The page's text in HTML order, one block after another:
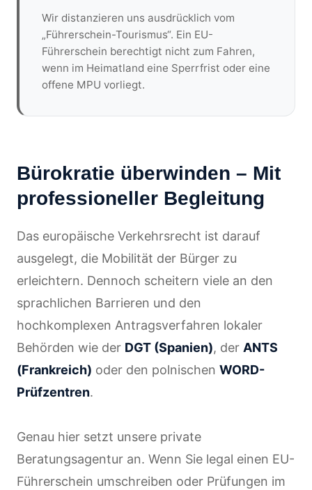
Wir distanzieren uns ausdrücklich vom
„Führerschein-Tourismus“. Ein EU-
Führerschein berechtigt nicht zum Fahren,
wenn im Heimatland eine Sperrfrist oder eine
offene MPU vorliegt.
Bürokratie überwinden – Mit
professioneller Begleitung
Das europäische Verkehrsrecht ist darauf
ausgelegt, die Mobilität der Bürger zu
erleichtern. Dennoch scheitern viele an den
sprachlichen Barrieren und den
hochkomplexen Antragsverfahren lokaler
Behörden wie der DGT (Spanien), der ANTS
(Frankreich) oder den polnischen WORD-
Prüfzentren.
Genau hier setzt unsere private
Beratungsagentur an. Wenn Sie legal einen EU-
Führerschein umschreiben oder Prüfungen im